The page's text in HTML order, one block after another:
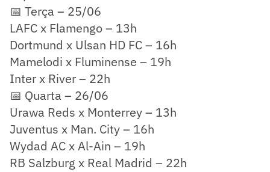
📅 Terça – 25/06
LAFC x Flamengo – 13h
Dortmund x Ulsan HD FC – 16h
Mamelodi x Fluminense – 19h
Inter x River – 22h
📅 Quarta – 26/06
Urawa Reds x Monterrey – 13h
Juventus x Man. City – 16h
Wydad AC x Al-Ain – 19h
RB Salzburg x Real Madrid – 22h